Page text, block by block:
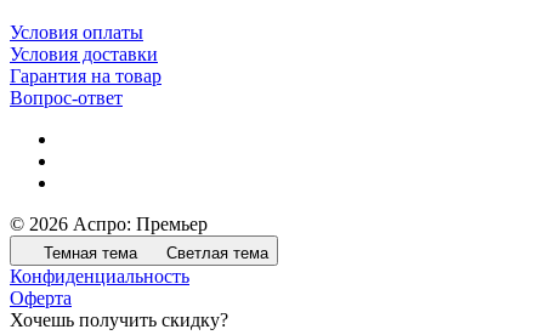
Условия оплаты
Условия доставки
Гарантия на товар
Вопрос-ответ
© 2026 Аспро: Премьер
Темная тема Светлая тема
Конфиденциальность
Оферта
Хочешь получить скидку?